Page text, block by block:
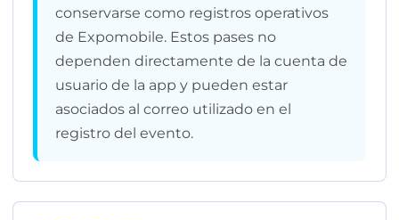
conservarse como registros operativos
de Expomobile. Estos pases no
dependen directamente de la cuenta de
usuario de la app y pueden estar
asociados al correo utilizado en el
registro del evento.